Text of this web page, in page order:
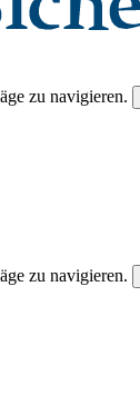
zu navigieren.
zu navigieren.